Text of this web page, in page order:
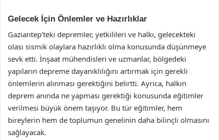
Gelecek İçin Önlemler ve Hazırlıklar
Gaziantep’teki depremler, yetkilileri ve halkı, gelecekteki
olası sismik olaylara hazırlıklı olma konusunda düşünmeye
sevk etti. İnşaat mühendisleri ve uzmanlar, bölgedeki
yapıların depreme dayanıklılığını artırmak için gerekli
önlemlerin alınması gerektiğini belirtti. Ayrıca, halkın
deprem anında ne yapması gerektiği konusunda eğitimler
verilmesi büyük önem taşıyor. Bu tür eğitimler, hem
bireylerin hem de toplumun genelinin daha bilinçli olmasını
sağlayacak.